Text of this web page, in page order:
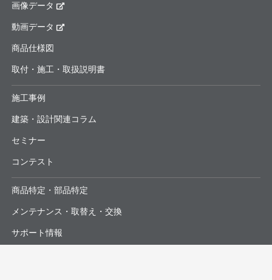
画像データ
動画データ
商品仕様図
取付・施工・取扱説明書
施工事例
建築・設計関連コラム
セミナー
コンテスト
商品特定・部品特定
メンテナンス・取替え・交換
サポート情報